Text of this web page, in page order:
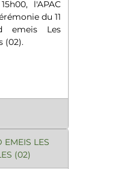
l'APAC
du 11
emeis Les
(02).
EMEIS LES
(02)